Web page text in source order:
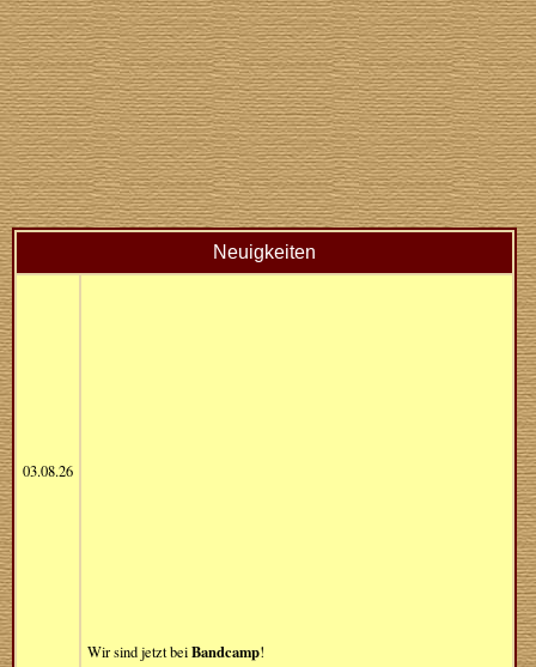
Neuigkeiten
03.08.26
Wir sind jetzt beiBandcamp!